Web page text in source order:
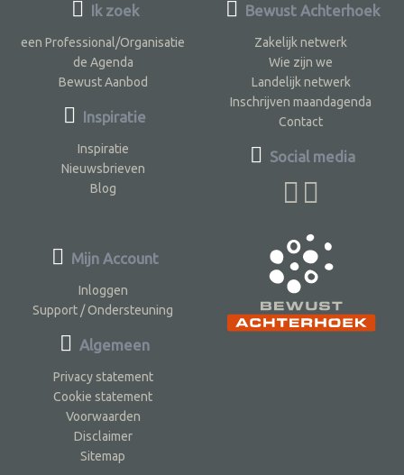
Ik zoek
een Professional/Organisatie
de Agenda
Bewust Aanbod
Inspiratie
Inspiratie
Nieuwsbrieven
Blog
Bewust Achterhoek
Zakelijk netwerk
Wie zijn we
Landelijk netwerk
Inschrijven maandagenda
Contact
Social media
Mijn Account
Inloggen
Support / Ondersteuning
Algemeen
Privacy statement
Cookie statement
Voorwaarden
Disclaimer
Sitemap